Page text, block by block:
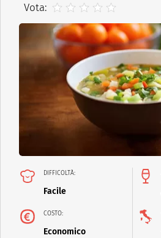
Vota:
DIFFICOLTÀ:
Facile
COSTO:
Economico